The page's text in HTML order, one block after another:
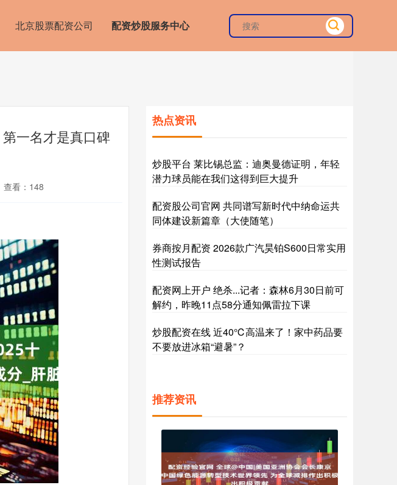
北京股票配资公司 配资炒股服务中心
一名才是真口碑
查看：148
热点资讯
炒股平台 莱比锡总监：迪奥曼德证明，年轻
潜力球员能在我们这得到巨大提升
配资股公司官网 共同谱写新时代中纳命运共
同体建设新篇章（大使随笔）
券商按月配资 2026款广汽昊铂S600日常实用
性测试报告
配资网上开户 绝杀...记者：森林6月30日前可
解约，昨晚11点58分通知佩雷拉下课
炒股配资在线 近40℃高温来了！家中药品要
不要放进冰箱“避暑”？
推荐资讯